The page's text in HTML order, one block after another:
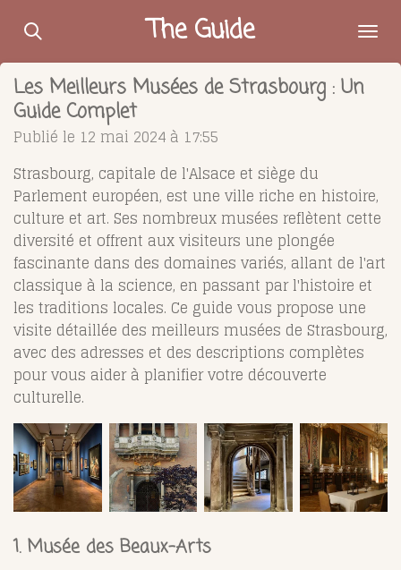
Passer
contenu
principal
The Guide
Les Meilleurs Musées de Strasbourg : Un
Guide Complet
Publié le 12 mai 2024 à 17:55
Strasbourg, capitale de l'Alsace et siège du
Parlement européen, est une ville riche en histoire,
culture et art. Ses nombreux musées reflètent cette
diversité et offrent aux visiteurs une plongée
fascinante dans des domaines variés, allant de l'art
classique à la science, en passant par l'histoire et
les traditions locales. Ce guide vous propose une
visite détaillée des meilleurs musées de Strasbourg,
avec des adresses et des descriptions complètes
pour vous aider à planifier votre découverte
culturelle.
1. Musée des Beaux-Arts